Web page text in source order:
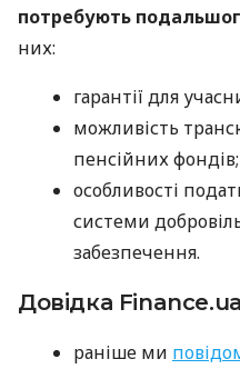
потребують
них:
гарантії для
можливість
пенсійних фондів;
особливості
системи
забезпечення.
Довідка
раніше ми